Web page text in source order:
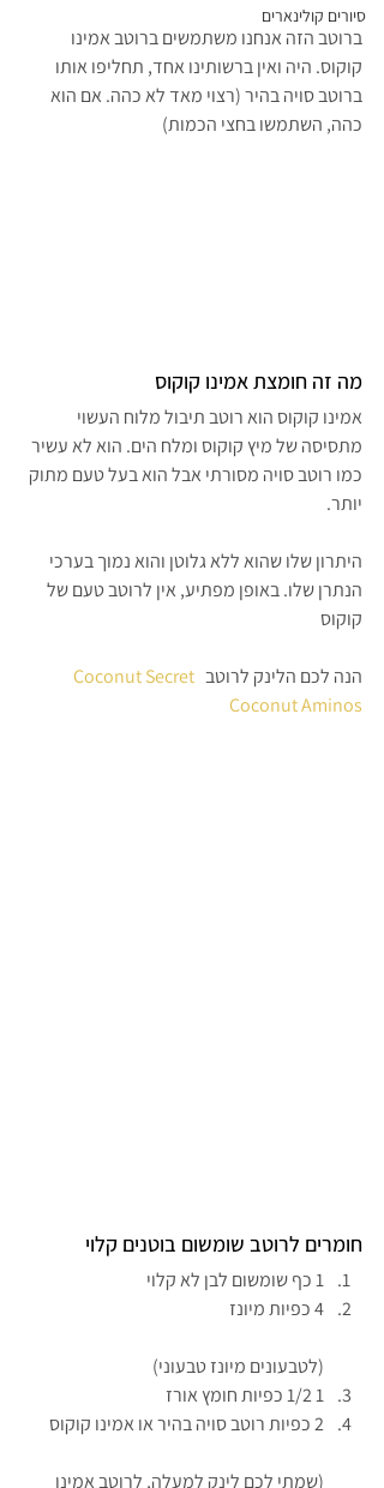
סיורים קולינארים
ברוטב הזה אנחנו משתמשים ברוטב אמינו
קוקוס. היה ואין ברשותינו אחד, תחליפו אותו
ברוטב סויה בהיר (רצוי מאד לא כהה. אם הוא
כהה, השתמשו בחצי הכמות)
מה זה חומצת אמינו קוקוס
אמינו קוקוס הוא רוטב תיבול מלוח העשוי
מתסיסה של מיץ קוקוס ומלח הים. הוא לא עשיר
כמו רוטב סויה מסורתי אבל הוא בעל טעם מתוק
יותר.
היתרון שלו שהוא ללא גלוטן והוא נמוך בערכי
הנתרן שלו. באופן מפתיע, אין לרוטב טעם של
קוקוס
הנה לכם הלינק לרוטב Coconut Secret
Coconut Aminos
חומרים לרוטב שומשום בוטנים קלוי
1 כף שומשום לבן לא קלוי
4 כפיות מיונז
(לטבעונים מיונז טבעוני)
1 1/2 כפיות חומץ אורז
2 כפיות רוטב סויה בהיר או אמינו קוקוס
(שמתי לכם לינק למעלה, לרוטב אמינו